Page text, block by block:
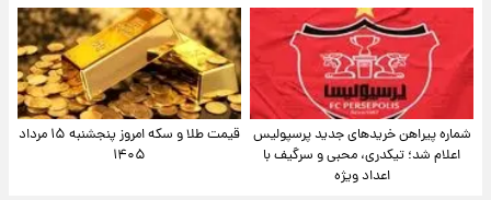
شماره پیراهن خریدهای جدید پرسپولیس
اعلام شد؛ تیکدری، محبی و سرگیف با
اعداد ویژه
قیمت طلا و سکه امروز پنجشنبه ۱۵ مرداد
۱۴۰۵